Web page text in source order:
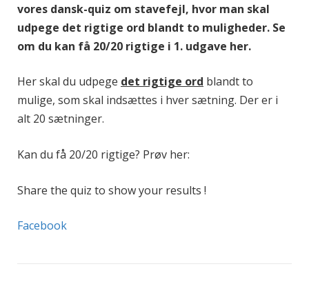
vores dansk-quiz om stavefejl, hvor man skal
udpege det rigtige ord blandt to muligheder. Se
om du kan få 20/20 rigtige i 1. udgave her.
Her skal du udpege det rigtige ord blandt to
mulige, som skal indsættes i hver sætning. Der er i
alt 20 sætninger.
Kan du få 20/20 rigtige? Prøv her:
Share the quiz to show your results !
Facebook